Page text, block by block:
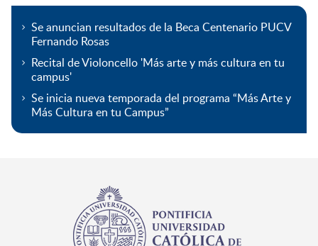
Se anuncian resultados de la Beca Centenario PUCV
Fernando Rosas
Recital de Violoncello 'Más arte y más cultura en tu
campus'
Se inicia nueva temporada del programa “Más Arte y
Más Cultura en tu Campus”